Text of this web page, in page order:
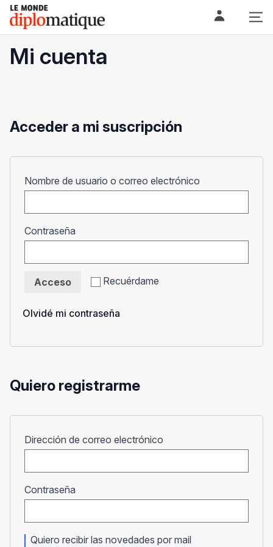
Skip
content
Le monde diplomatique
Mi cuenta
Acceder a mi suscripción
Nombre de usuario o correo electrónico
Contraseña
Recuérdame
Acceso
Olvidé mi contraseña
Quiero registrarme
Dirección de correo electrónico
Contraseña
Quiero recibir las novedades por mail